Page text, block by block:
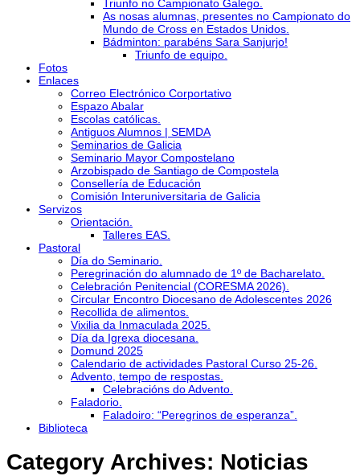
Triunfo no Campionato Galego.
As nosas alumnas, presentes no Campionato do
Mundo de Cross en Estados Unidos.
Bádminton: parabéns Sara Sanjurjo!
Triunfo de equipo.
Fotos
Enlaces
Correo Electrónico Corportativo
Espazo Abalar
Escolas católicas.
Antiguos Alumnos | SEMDA
Seminarios de Galicia
Seminario Mayor Compostelano
Arzobispado de Santiago de Compostela
Consellería de Educación
Comisión Interuniversitaria de Galicia
Servizos
Orientación.
Talleres EAS.
Pastoral
Día do Seminario.
Peregrinación do alumnado de 1º de Bacharelato.
Celebración Penitencial (CORESMA 2026).
Circular Encontro Diocesano de Adolescentes 2026
Recollida de alimentos.
Vixilia da Inmaculada 2025.
Día da Igrexa diocesana.
Domund 2025
Calendario de actividades Pastoral Curso 25-26.
Advento, tempo de respostas.
Celebracións do Advento.
Faladorio.
Faladoiro: “Peregrinos de esperanza”.
Biblioteca
Category Archives: Noticias